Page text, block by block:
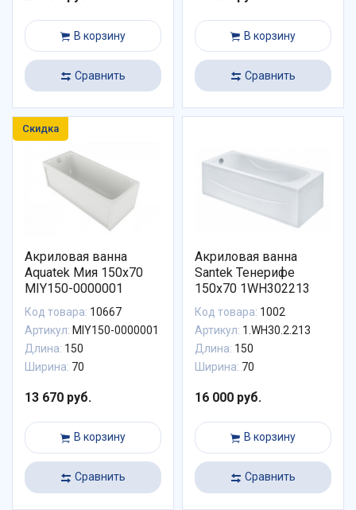
В корзину
Сравнить
В корзину
Сравнить
Скидка
Акриловая ванна
Aquatek Мия 150x70
MIY150-0000001
Код товара: 10667
Артикул: MIY150-0000001
Длина: 150
Ширина: 70
13 670 руб.
В корзину
Сравнить
Акриловая ванна
Santek Тенерифе
150х70 1WH302213
Код товара: 1002
Артикул: 1.WH30.2.213
Длина: 150
Ширина: 70
16 000 руб.
В корзину
Сравнить